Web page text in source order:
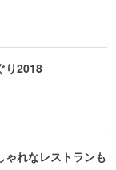
り2018
ゃれなレストランも